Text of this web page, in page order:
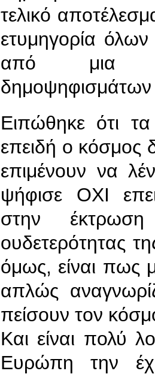
τελικό
ετυμηγορία
από μια
Ειπώθηκε ότι
επειδή ο κόσμος
επιμένουν να
ψήφισε ΟΧΙ
στην
ουδετερότητας
όμως, είναι πως
απλώς
πείσουν τον
Και είναι πολύ
Ευρώπη την